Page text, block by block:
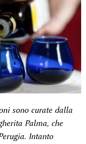
sono curate dalla
Palma, che
Intanto